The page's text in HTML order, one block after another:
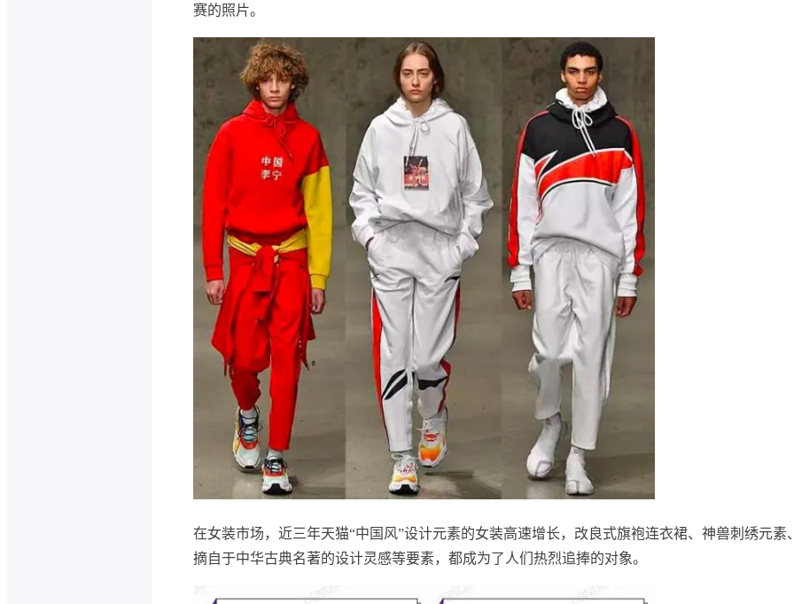
赛的照片。
在女装市场，近三年天猫“中国风”设计元素的女装高速增长，改良式旗袍连衣裙、神兽刺绣元素
摘自于中华古典名著的设计灵感等要素，都成为了人们热烈追捧的对象。